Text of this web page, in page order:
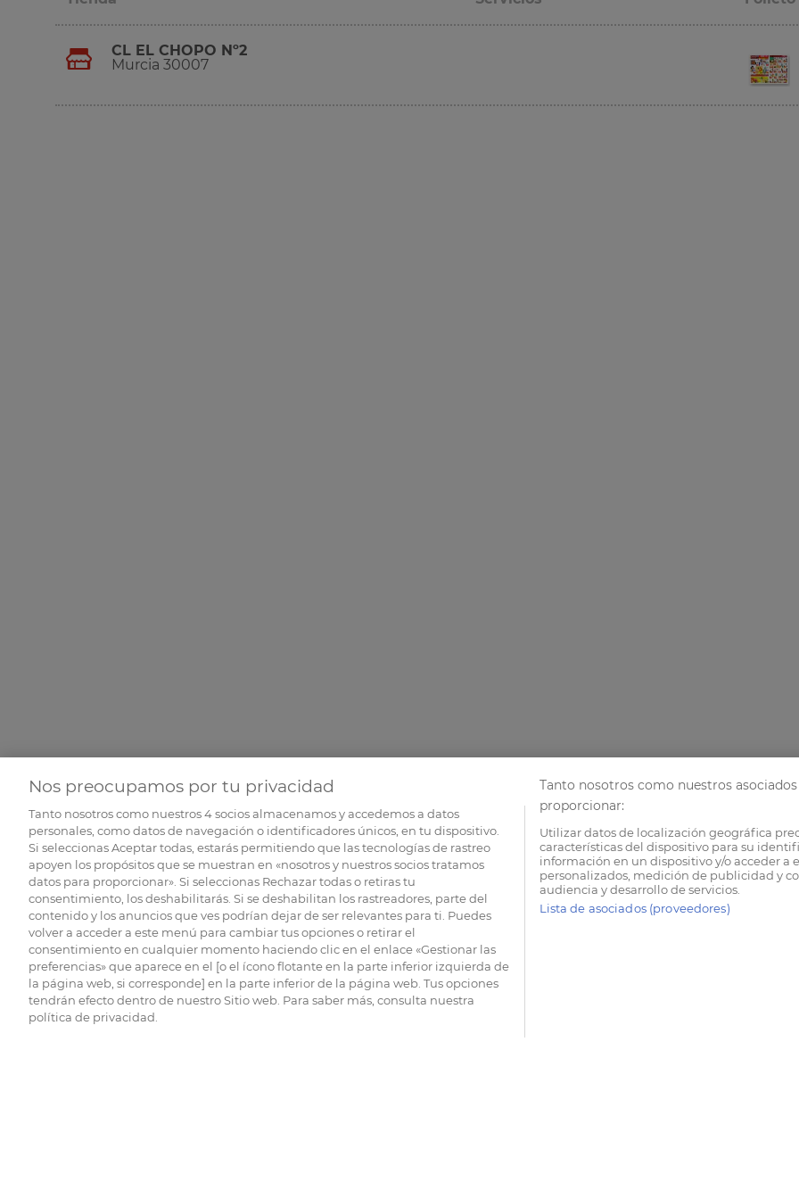
CL EL CHOPO Nº2
Murcia 30007
Nos preocupamos por tu privacidad
Tanto nosotros como nuestros4socios almacenamos y accedemos a datos
personales, como datos de navegación o identificadores únicos, en tu dispositivo.
Si seleccionas Aceptar todas, estarás permitiendo que las tecnologías de rastreo
apoyen los propósitos que se muestran en «nosotros y nuestros socios tratamos
datos para proporcionar». Si seleccionas Rechazar todas o retiras tu
consentimiento, los deshabilitarás. Si se deshabilitan los rastreadores, parte del
contenido y los anuncios que ves podrían dejar de ser relevantes para ti. Puedes
volver a acceder a este menú para cambiar tus opciones o retirar el
consentimiento en cualquier momento haciendo clic en el enlace «Gestionar las
preferencias» que aparece en el [o el ícono flotante en la parte inferior izquierda de
la página web, si corresponde] en la parte inferior de la página web. Tus opciones
tendrán efecto dentro de nuestro Sitio web. Para saber más, consulta nuestra
política de privacidad.
Tanto nosotros como nuestros
proporcionar:
Utilizar datos de localización geográfica
características del dispositivo para su
información en un dispositivo y/o acceder a
personalizados, medición de publicidad y
audiencia y desarrollo de servicios.
Lista de asociados (proveedores)